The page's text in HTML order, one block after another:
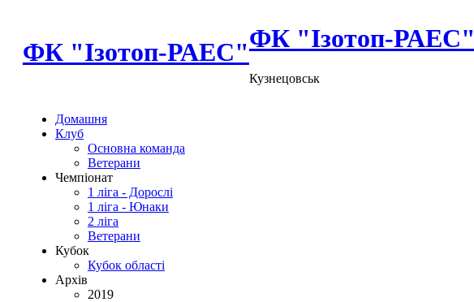
ФК "Ізотоп-РАЕС"ФК "Ізотоп-РАЕС"
Кузнецовськ
Домашня
Клуб
Основна команда
Ветерани
Чемпіонат
1 ліга - Дорослі
1 ліга - Юнаки
2 ліга
Ветерани
Кубок
Кубок області
Архів
2019